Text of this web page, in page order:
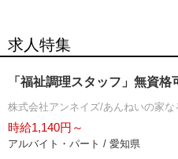
求人特集
「福祉調理スタッフ」無資
株式会社アンネイズ/あんねいの家な
時給1,140円～
アルバイト・パート / 愛知県